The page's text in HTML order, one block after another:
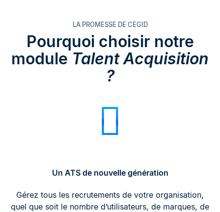
LA PROMESSE DE CEGID
Pourquoi choisir notre
module Talent Acquisition
?
Un ATS de nouvelle génération
Gérez tous les recrutements de votre organisation,
quel que soit le nombre d’utilisateurs, de marques, de